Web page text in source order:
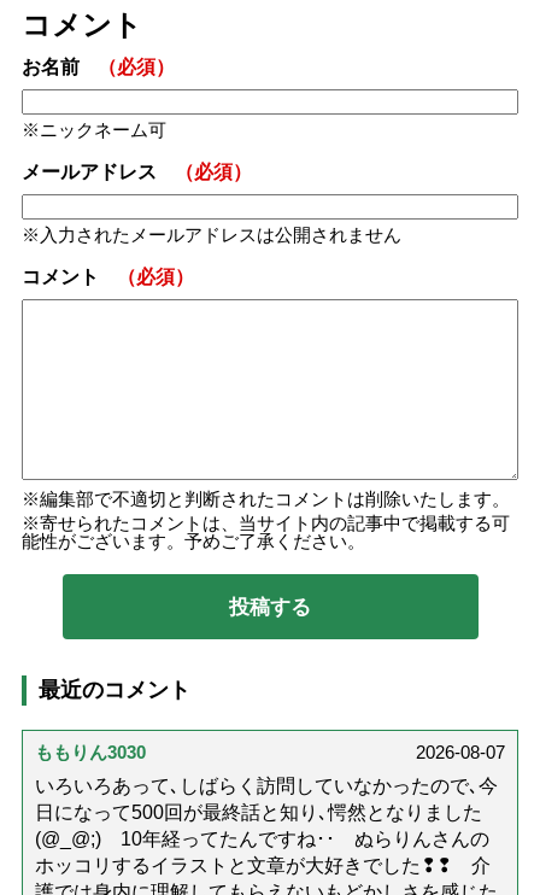
コメント
お名前 （必須）
ニックネーム可
メールアドレス （必須）
入力されたメールアドレスは公開されません
コメント （必須）
編集部で不適切と判断されたコメントは削除いたします。
寄せられたコメントは、当サイト内の記事中で掲載する可
能性がございます。予めご了承ください。
最近のコメント
ももりん3030
2026-08-07
いろいろあって､しばらく訪問していなかったので､今
日になって500回が最終話と知り､愕然となりました
(@_@;) 10年経ってたんですね･･ ぬらりんさんの
ホッコリするイラストと文章が大好きでした❢❢ 介